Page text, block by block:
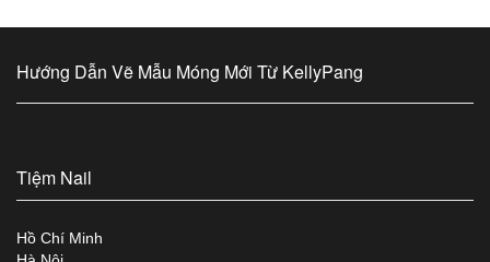
Hướng Dẫn Vẽ Mẫu Móng Mới Từ KellyPang
Tiệm Nail
Hồ Chí Minh